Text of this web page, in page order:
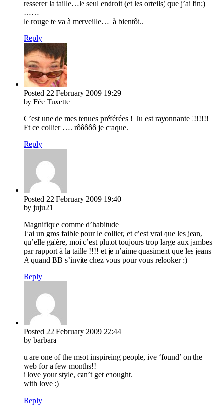
resserer la taille…le seul endroit (et les orteils) que j’ai fin;)
……
le rouge te va à merveille…. à bientôt..
Reply
Posted 22 February 2009 19:29
by Fée Tuxette
C’est une de mes tenues préférées ! Tu est rayonnante !!!!!!!
Et ce collier …. rôôôôô je craque.
Reply
Posted 22 February 2009 19:40
by juju21
Magnifique comme d’habitude
J’ai un gros faible pour le collier, et c’est vrai que les jean,
qu’elle galère, moi c’est plutot toujours trop large aux jambes
par rapport à la taille !!!! et je n’aime quasiment que les jeans
A quand BB s’invite chez vous pour vous relooker :)
Reply
Posted 22 February 2009 22:44
by barbara
u are one of the msot inspireing people, ive ‘found’ on the
web for a few months!!
i love your style, can’t get enought.
with love :)
Reply